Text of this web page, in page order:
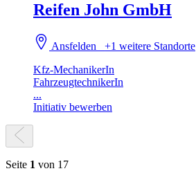
Reifen John GmbH
Ansfelden+1 weitere Standorte
Kfz-MechanikerIn
FahrzeugtechnikerIn
...
Initiativ bewerben
Seite 1 von 17